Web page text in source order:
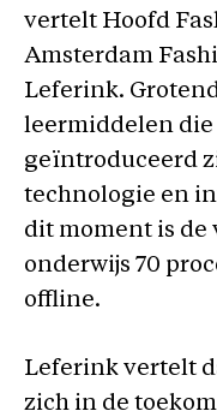
vertelt Hoofd
Amsterdam
Leferink.
leermiddelen die
geïntroduceerd
technologie en
dit moment is
onderwijs 70
offline.
Leferink vertelt
zich in de